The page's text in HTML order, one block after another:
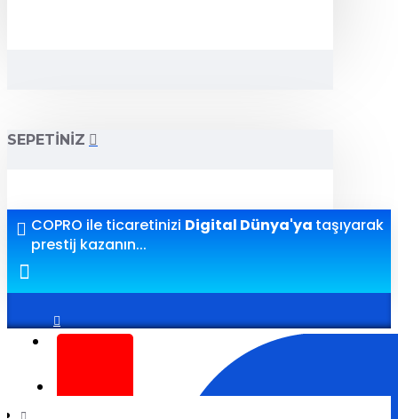
SEPETINIZ
COPRO ile ticaretinizi Digital Dünya'ya taşıyarak
prestij kazanın...
Giriş yap